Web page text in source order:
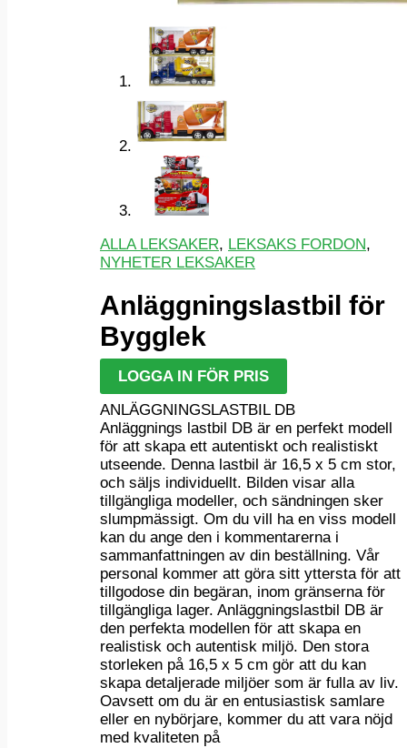
ALLA LEKSAKER, LEKSAKS FORDON,
NYHETER LEKSAKER
Anläggningslastbil för
Bygglek
LOGGA IN FÖR PRIS
ANLÄGGNINGSLASTBIL DB
Anläggnings lastbil DB är en perfekt modell
för att skapa ett autentiskt och realistiskt
utseende. Denna lastbil är 16,5 x 5 cm stor,
och säljs individuellt. Bilden visar alla
tillgängliga modeller, och sändningen sker
slumpmässigt. Om du vill ha en viss modell
kan du ange den i kommentarerna i
sammanfattningen av din beställning. Vår
personal kommer att göra sitt yttersta för att
tillgodose din begäran, inom gränserna för
tillgängliga lager. Anläggningslastbil DB är
den perfekta modellen för att skapa en
realistisk och autentisk miljö. Den stora
storleken på 16,5 x 5 cm gör att du kan
skapa detaljerade miljöer som är fulla av liv.
Oavsett om du är en entusiastisk samlare
eller en nybörjare, kommer du att vara nöjd
med kvaliteten på